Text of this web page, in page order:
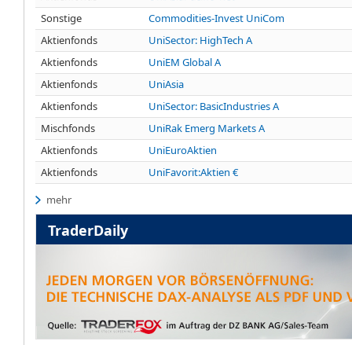
Sonstige
Commodities-Invest UniCom
Aktienfonds
UniSector: HighTech A
Aktienfonds
UniEM Global A
Aktienfonds
UniAsia
Aktienfonds
UniSector: BasicIndustries A
Mischfonds
UniRak Emerg Markets A
Aktienfonds
UniEuroAktien
Aktienfonds
UniFavorit:Aktien €
mehr
TraderDaily